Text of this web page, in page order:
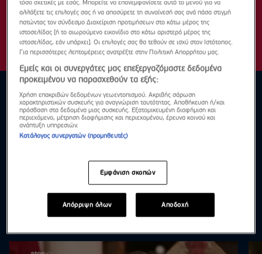
τόσο σχετικές με εσάς. Μπορείτε να επανεμφανίσετε αυτό το μενού για να
αλλάξετε τις επιλογές σας ή να αποσύρετε τη συναίνεσή σας ανά πάσα στιγμή
πατώντας τον σύνδεσμο Διαχείριση προτιμήσεων στο κάτω μέρος της
ιστοσελίδας [ή το αιωρούμενο εικονίδιο στο κάτω αριστερό μέρος της
ιστοσελίδας, εάν υπάρχει]. Οι επιλογές σας θα τεθούν σε ισχύ στον Ιστότοπος.
Για περισσότερες λεπτομέρειες ανατρέξτε στην Πολιτική Απορρήτου μας.
Εμείς και οι συνεργάτες μας επεξεργαζόμαστε δεδομένα
προκειμένου να παρασχεθούν τα εξής:
Χρήση επακριβών δεδομένων γεωεντοπισμού. Ακριβής σάρωση
χαρακτηριστικών συσκευής για αναγνώριση ταυτότητας. Αποθήκευση ή/και
πρόσβαση στα δεδομένα μιας συσκευής. Εξατομικευμένη διαφήμιση και
περιεχόμενο, μέτρηση διαφήμισης και περιεχομένου, έρευνα κοινού και
ανάπτυξη υπηρεσιών.
Κατάλογος συνεργατών (προμηθευτές)
Εμφάνιση σκοπών
Απόρριψη όλων Αποδοχή